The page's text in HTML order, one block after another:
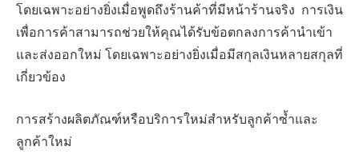
โดยเฉพาะอย่างยิ่งเมื่อพูดถึงร้านค้าที่มีหน้าร้านจริง การเงิน
เพื่อการค้าสามารถช่วยให้คุณได้รับข้อตกลงการค้านำเข้า
และส่งออกใหม่ โดยเฉพาะอย่างยิ่งเมื่อมีสกุลเงินหลายสกุลที่
เกี่ยวข้อง
การสร้างผลิตภัณฑ์หรือบริการใหม่สำหรับลูกค้าซ้ำและ
ลูกค้าใหม่